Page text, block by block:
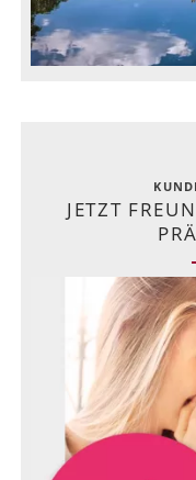
JETZT